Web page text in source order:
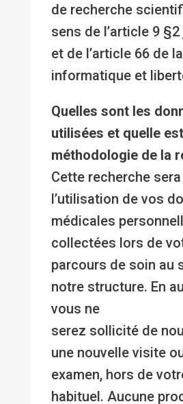
de recherche
sens de l’article 9 §2
et de l’article 66 de
informatique et
Quelles sont les
utilisées et quelle
méthodologie de la
Cette recherche
l’utilisation de vos
médicales
collectées lors de
parcours de soin au
notre structure. En
vous ne
serez sollicité de
une nouvelle visite
examen, hors de
habituel. Aucune